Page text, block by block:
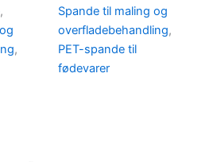
,
,
Spande til maling og
overfladebehandling,
PET-spande til
fødevarer